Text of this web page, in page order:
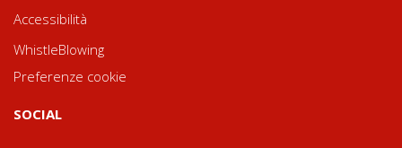
Accessibilità
WhistleBlowing
Preferenze cookie
SOCIAL